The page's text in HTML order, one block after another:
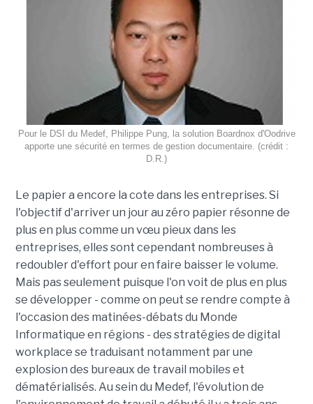
Pour le DSI du Medef, Philippe Pung, la solution Boardnox d'Oodrive
apporte une sécurité en termes de gestion documentaire. (crédit :
D.R.)
Le papier a encore la cote dans les entreprises. Si
l'objectif d'arriver un jour au zéro papier résonne de
plus en plus comme un vœu pieux dans les
entreprises, elles sont cependant nombreuses à
redoubler d'effort pour en faire baisser le volume.
Mais pas seulement puisque l'on voit de plus en plus
se développer - comme on peut se rendre compte à
l'occasion des matinées-débats du Monde
Informatique en régions - des stratégies de digital
workplace se traduisant notamment par une
explosion des bureaux de travail mobiles et
dématérialisés. Au sein du Medef, l'évolution de